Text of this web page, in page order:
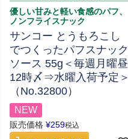
優しい甘みと軽い食感のパフ、
ノンフライスナック
サンコー とうもろこし
でつくったパフスナック
ソース 55g＜毎週月曜昼
12時〆⇒水曜入荷予定＞
（No.32800）
NEW
販売価格 ¥259税込